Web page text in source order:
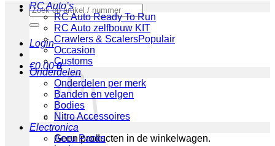
Zoeken
naar:
Login
€0.00 0
Geen producten in de winkelwagen.
RC Auto’s
RC Auto Ready To Run
RC Auto zelfbouw KIT
Crawlers & Scalers
Occasion
Customs
Onderdelen
Onderdelen per merk
Banden en velgen
Bodies
Nitro Accessoires
Electronica
Accu Packs